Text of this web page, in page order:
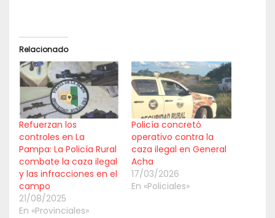
Relacionado
Refuerzan los
controles en La
Pampa: La Policía Rural
combate la caza ilegal
y las infracciones en el
campo
21/08/2025
En «Provinciales»
Policía concretó
operativo contra la
caza ilegal en General
Acha
17/03/2026
En «Policiales»